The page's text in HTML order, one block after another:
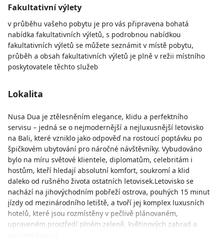
Fakultativní výlety
v průběhu vašeho pobytu je pro vás připravena bohatá
nabídka fakultativních výletů, s podrobnou nabídkou
fakultativních výletů se můžete seznámit v místě pobytu,
průběh a obsah fakultativních výletů je plně v režii místního
poskytovatele těchto služeb
Lokalita
Nusa Dua je ztělesněním elegance, klidu a perfektního
servisu – jedná se o nejmodernější a nejluxusnější letovisko
na Bali, které vzniklo jako odpověď na rostoucí poptávku po
špičkovém ubytování pro náročné návštěvníky. Vybudováno
bylo na míru světové klientele, diplomatům, celebritám i
hostům, kteří hledají absolutní komfort, soukromí a klid
daleko od rušného života ostatních letovisek.Letovisko se
nachází na jihovýchodním pobřeží ostrova, pouhých 15 minut
jízdy od mezinárodního letiště, a tvoří jej komplex luxusních
hotelů, které jsou rozmístěny v pečlivě plánovaném,
upraveném prostředí plném zeleně, květinových zahrad a